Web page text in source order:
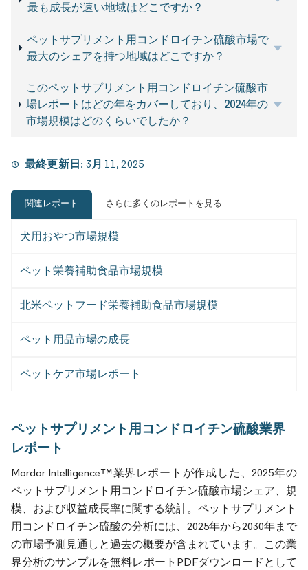
最も成長が速い地域はどこですか？
ペットサプリメント用コンドロイチン硫酸市場で
最大のシェアを持つ地域はどこですか？
このペットサプリメント用コンドロイチン硫酸市
場レポートはどの年をカバーしており、2024年の
市場規模はどのくらいでしたか？
最終更新日: 3月 11, 2025
関連レポート さらに多くのレポートを見る
犬用おやつ市場規模
ペット栄養補助食品市場規模
北米ペットフード栄養補助食品市場規模
ペット用品市場の成長
ペットケア市場レポート
ペットサプリメント用コンドロイチン硫酸業界
レポート
Mordor Intelligence™業界レポートが作成した、2025年の
ペットサプリメント用コンドロイチン硫酸市場シェア、規
模、および収益成長率に関する統計。ペットサプリメント
用コンドロイチン硫酸の分析には、2025年から2030年まで
の市場予測見通しと過去の概要が含まれています。この業
界分析のサンプルを無料レポートPDFダウンロードとして